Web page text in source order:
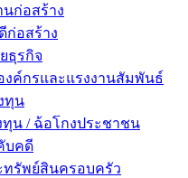
ก่อสร้าง
ก่อสร้าง
ธุรกิจ
งค์กรและแรงงานสัมพันธ์
ทุน
น / ฉ้อโกงประชาชน
บคดี
ทรัพย์สินครอบครัว